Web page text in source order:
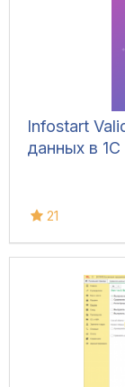
Infostart
данных в 1С
21